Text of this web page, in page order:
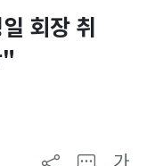
회장 취
"